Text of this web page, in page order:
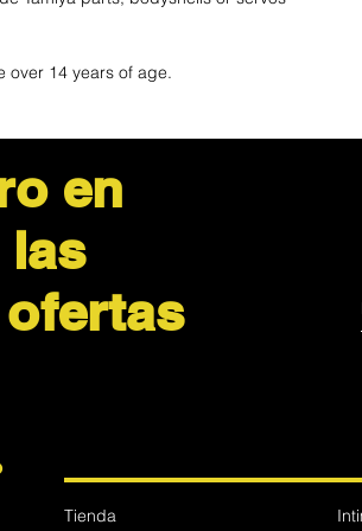
over 14 years of age.
en
las
Tienda